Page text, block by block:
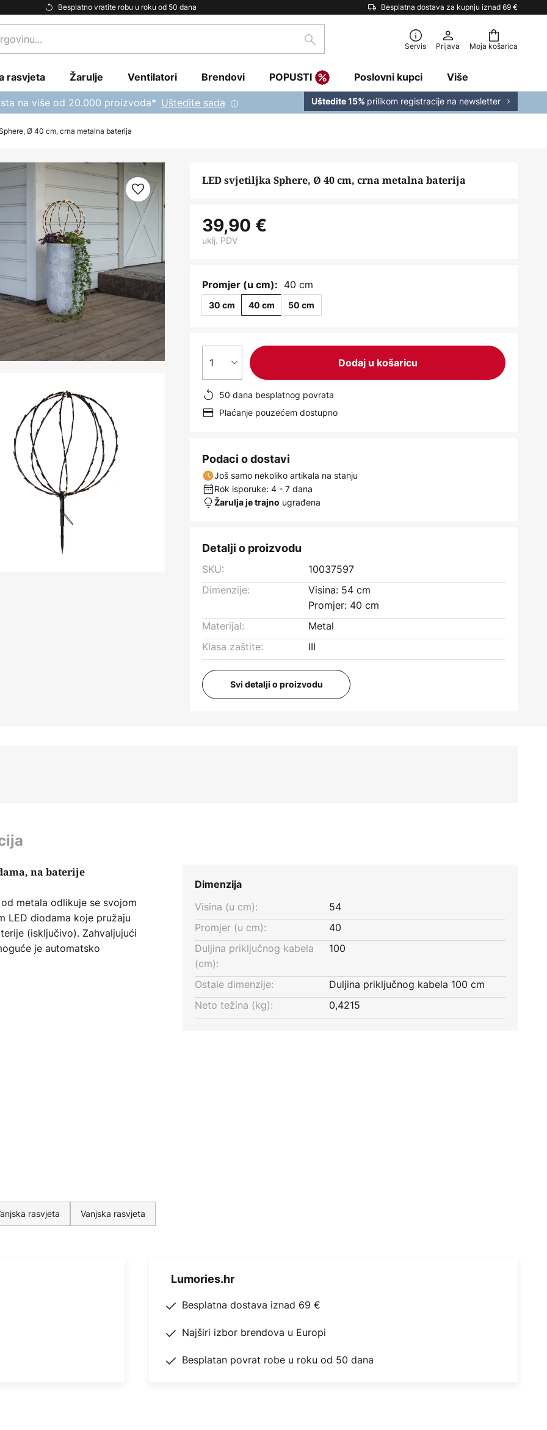
Besplatno vratite robu u roku od 50 dana Besplatna dostava za kupnju iznad 69 €
Moja košarica
traži Servis Prijava
rasvjeta Žarulje Ventilatori Brendovi POPUSTI Poslovni kupci Više
na više od 20.000 proizvoda* Uštedite sada Uštedite 15% prilikom registracije na newsletter
Ø 40 cm, crna metalna baterija
LED svjetiljka Sphere, Ø 40 cm, crna metalna baterija
39,90 €
uklj. PDV
Promjer (u cm): 40 cm
30 cm 40 cm 50 cm
1 Dodaj u košaricu
50 dana besplatnog povrata
Plaćanje pouzećem dostupno
Podaci o dostavi
Još samo nekoliko artikala na stanju
Rok isporuke: 4 - 7 dana
Žarulja je trajno ugrađena
Detalji o proizvodu
SKU:
10037597
Dimenzije:
Visina: 54 cm
Promjer: 40 cm
Materijal:
Metal
Klasa zaštite:
III
Svi detalji o proizvodu
na baterije
metala odlikuje se svojom
LED diodama koje pružaju
(isključivo). Zahvaljujući
je automatsko
ukrasno svjetlo objesiti. Glava
Dimenzija
Visina (u cm):
54
Promjer (u cm):
40
Duljina priključnog kabela
(cm):
100
Ostale dimenzije:
Duljina priključnog kabela 100 cm
Neto težina (kg):
0,4215
rasvjeta Vanjska rasvjeta
Lumories.hr
Besplatna dostava iznad 69 €
Najširi izbor brendova u Europi
Besplatan povrat robe u roku od 50 dana